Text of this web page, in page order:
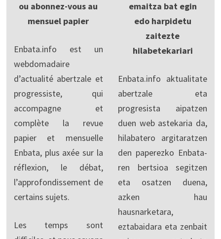
ou abonnez-vous au
mensuel papier
Enbata.info est un
webdomadaire
d’actualité abertzale et
progressiste, qui
accompagne et
complète la revue
papier et mensuelle
Enbata, plus axée sur la
réflexion, le débat,
l’approfondissement de
certains sujets.
Les temps sont
emaitza bat egin
edo harpidetu
zaitezte
hilabetekariari
Enbata.info aktualitate
abertzale eta
progresista aipatzen
duen web astekaria da,
hilabatero argitaratzen
den paperezko Enbata-
ren bertsioa segitzen
eta osatzen duena,
azken hau
hausnarketara,
eztabaidara eta zenbait